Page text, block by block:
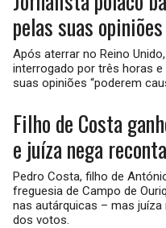
pelas suas opiniões
Após aterrar no Reino
interrogado por três horas
suas opiniões “poderem
Filho de Costa
e juíza nega
Pedro Costa, filho de
freguesia de Campo de
nas autárquicas – mas
dos votos.